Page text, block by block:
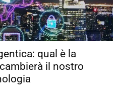
qual è la
il nostro